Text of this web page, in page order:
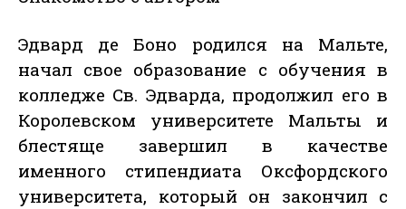
Эдвард де Боно родился на Мальте,
начал свое образование с обучения в
колледже Св. Эдварда, продолжил его в
Королевском университете Мальты и
блестяще завершил в качестве
именного стипендиата Оксфордского
университета, который он закончил с